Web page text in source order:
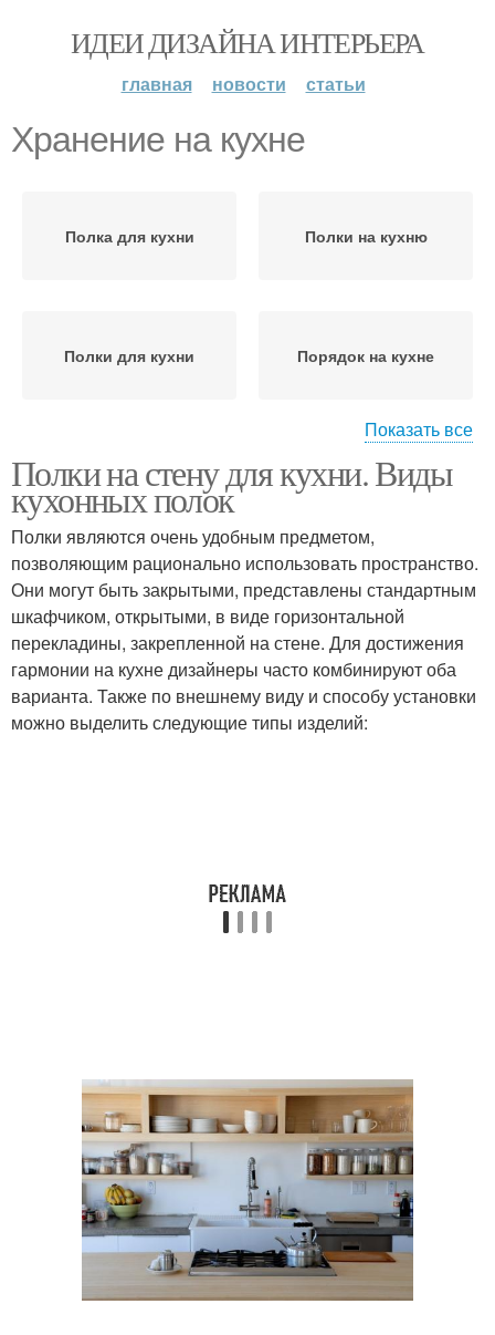
ИДЕИ ДИЗАЙНА ИНТЕРЬЕРА
главная новости статьи
Хранение на кухне
Полка для кухни Полки на кухню
Полки для кухни Порядок на кухне
Лайфхаки по хранению Тарелки на кухне
Хранение на маленькой Хранения на кухне
Показать все
Полки на стену для кухни. Виды
кухонных полок
Полки являются очень удобным предметом,
позволяющим рационально использовать пространство.
Они могут быть закрытыми, представлены стандартным
шкафчиком, открытыми, в виде горизонтальной
перекладины, закрепленной на стене. Для достижения
гармонии на кухне дизайнеры часто комбинируют оба
варианта. Также по внешнему виду и способу установки
можно выделить следующие типы изделий: